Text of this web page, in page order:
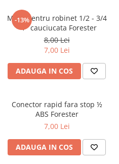
Accesorii pentru frezare
Carote pentru ceramica
Dischete pentru slefuire ceramica
Carote si accesorii pentru zidarie
Discuri pentru taiere si slefuire
Discuri lamelare cu smirghel
Discuri pentru ferastrau circular
Discuri pentru slefuire gleturi
-13%
Mufa pentru robinet 1/2 - 3/4
- 1" cauciucata Forester
8,00 Lei
7,00 Lei
ADAUGA IN COS
Conector rapid fara stop ½
ABS Forester
7,00 Lei
ADAUGA IN COS